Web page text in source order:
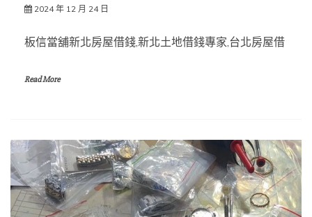
2024 年 12 月 24 日
板信當舖新北房屋借錢,新北土地借錢專家,台北房屋借
Read More